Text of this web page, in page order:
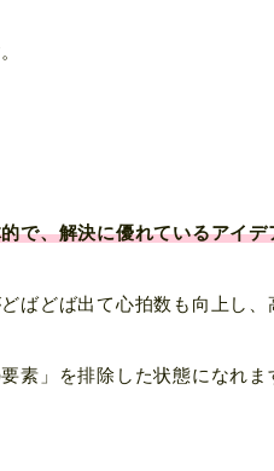
で、解決に優れているアイ
ばどば出て心拍数も向上し、
素」を排除した状態になれま